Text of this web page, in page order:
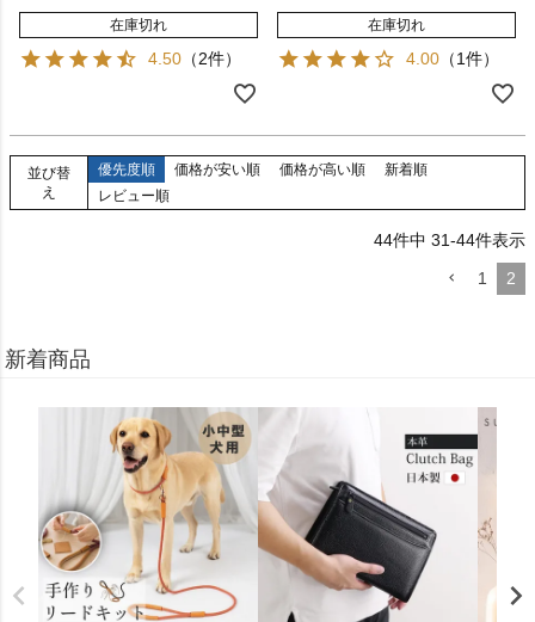
在庫切れ
4.50 （2件）
在庫切れ
4.00 （1件）
並び替
え
優先度順 価格が安い順 価格が高い順
新着順
レビュー順
44件中 31-44件表示
1
2
新着商品